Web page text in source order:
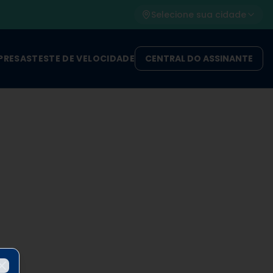
Selecione sua cidade
TESTE DE VELOCIDADE CENTRAL DO ASSINANTE